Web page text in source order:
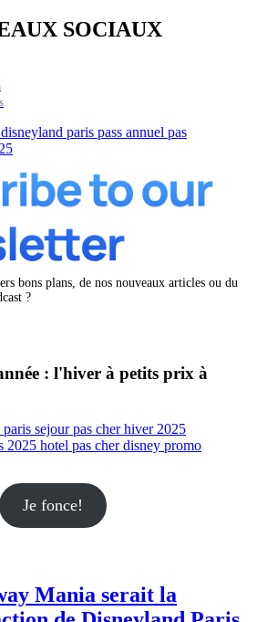
SOCIAUX
bons plans, de nos nouveaux articles ou du
?
: l'hiver à petits prix à
Je fonce!
Mania serait la